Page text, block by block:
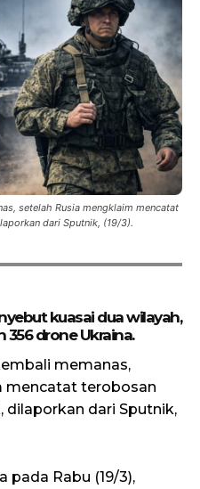
setelah Rusia mengklaim mencatat
dari Sputnik, (19/3).
kuasai dua wilayah,
drone Ukraina.
memanas,
mencatat terobosan
dilaporkan dari Sputnik,
pada Rabu (19/3),